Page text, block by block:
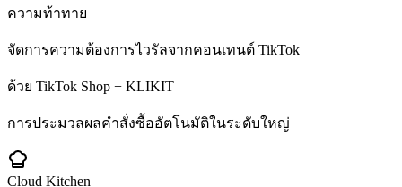
ความท้าทาย
จัดการความต้องการไวรัลจากคอนเทนต์ TikTok
ด้วย TikTok Shop + KLIKIT
การประมวลผลคำสั่งซื้ออัตโนมัติในระดับใหญ่
Cloud Kitchen